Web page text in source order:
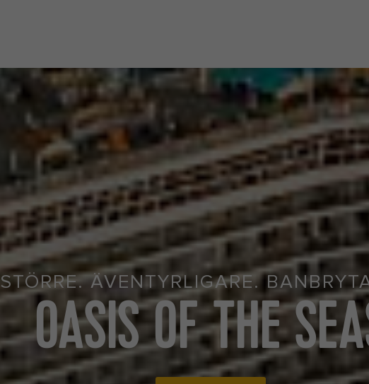
Våra fartyg Destinationer Hantera min kryssning
STÖRRE. ÄVENTYRLIGARE.
OASIS OF THE